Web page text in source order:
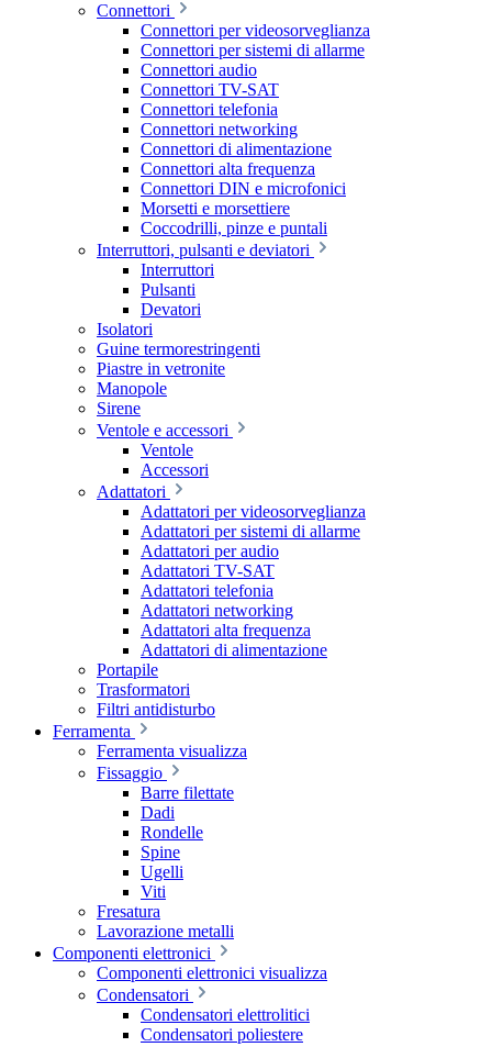
Connettori
Connettori per videosorveglianza
Connettori per sistemi di allarme
Connettori audio
Connettori TV-SAT
Connettori telefonia
Connettori networking
Connettori di alimentazione
Connettori alta frequenza
Connettori DIN e microfonici
Morsetti e morsettiere
Coccodrilli, pinze e puntali
Interruttori, pulsanti e deviatori
Interruttori
Pulsanti
Devatori
Isolatori
Guine termorestringenti
Piastre in vetronite
Manopole
Sirene
Ventole e accessori
Ventole
Accessori
Adattatori
Adattatori per videosorveglianza
Adattatori per sistemi di allarme
Adattatori per audio
Adattatori TV-SAT
Adattatori telefonia
Adattatori networking
Adattatori alta frequenza
Adattatori di alimentazione
Portapile
Trasformatori
Filtri antidisturbo
Ferramenta
Ferramenta visualizza
Fissaggio
Barre filettate
Dadi
Rondelle
Spine
Ugelli
Viti
Fresatura
Lavorazione metalli
Componenti elettronici
Componenti elettronici visualizza
Condensatori
Condensatori elettrolitici
Condensatori poliestere